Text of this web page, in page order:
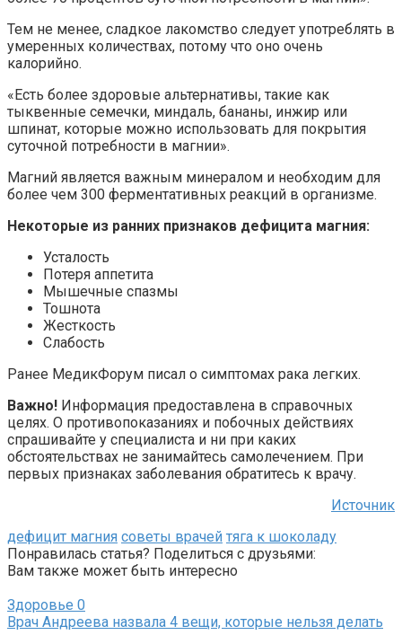
Тем не менее, сладкое лакомство следует употреблять в
умеренных количествах, потому что оно очень
калорийно.
«Есть более здоровые альтернативы, такие как
тыквенные семечки, миндаль, бананы, инжир или
шпинат, которые можно использовать для покрытия
суточной потребности в магнии».
Магний является важным минералом и необходим для
более чем 300 ферментативных реакций в организме.
Некоторые из ранних признаков дефицита магния:
Усталость
Потеря аппетита
Мышечные спазмы
Тошнота
Жесткость
Слабость
Ранее МедикФорум писал о симптомах рака легких.
Важно! Информация предоставлена в справочных
целях. О противопоказаниях и побочных действиях
спрашивайте у специалиста и ни при каких
обстоятельствах не занимайтесь самолечением. При
первых признаках заболевания обратитесь к врачу.
Источник
дефицит магния советы врачей тяга к шоколаду
Понравилась статья? Поделиться с друзьями:
Вам также может быть интересно
Здоровье 0
Врач Андреева назвала 4 вещи, которые нельзя делать